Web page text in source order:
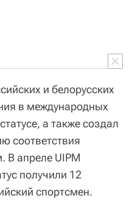
и белорусских
в международных
а также создал
соответствия
В апреле UIPM
получили 12
спортсмен.